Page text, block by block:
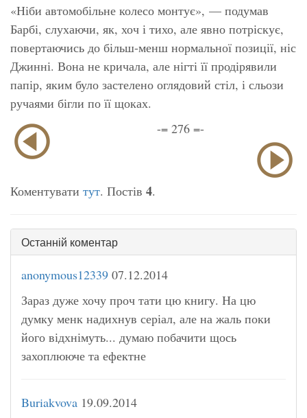
«Ніби автомобільне колесо монтує», — подумав
Барбі, слухаючи, як, хоч і тихо, але явно потріскує,
повертаючись до більш-менш нормальної позиції, ніс
Джинні. Вона не кричала, але нігті її продірявили
папір, яким було застелено оглядовий стіл, і сльози
ручаями бігли по її щоках.
-= 276 =-
Коментувати тут. Постів 4.
Останній коментар
anonymous12339 07.12.2014
Зараз дуже хочу проч тати цю книгу. На цю
думку менк надихнув серіал, але на жаль поки
його відхнімуть... думаю побачити щось
захоплююче та ефектне
Buriakvova 19.09.2014